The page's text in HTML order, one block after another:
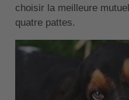
choisir la meilleure
quatre pattes.